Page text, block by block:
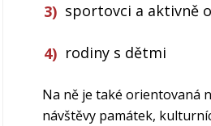
sportovci a aktivně
rodiny s dětmi
Na ně je také orientovaná
návštěvy památek,